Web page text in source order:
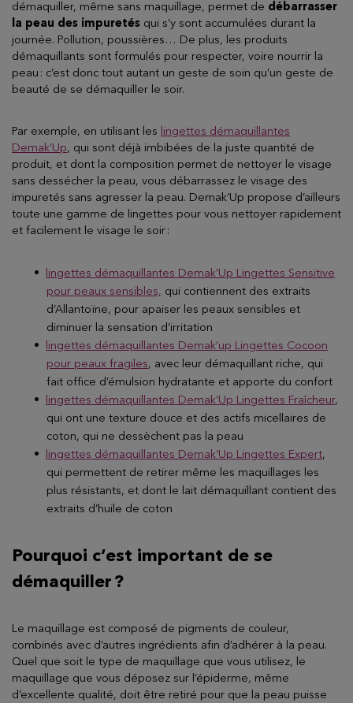
démaquiller, même sans maquillage, permet de débarrasser
la peau des impuretés qui s’y sont accumulées durant la
journée. Pollution, poussières… De plus, les produits
démaquillants sont formulés pour respecter, voire nourrir la
peau : c’est donc tout autant un geste de soin qu’un geste de
beauté de se démaquiller le soir.
Par exemple, en utilisant les lingettes démaquillantes
Demak’Up, qui sont déjà imbibées de la juste quantité de
produit, et dont la composition permet de nettoyer le visage
sans dessécher la peau, vous débarrassez le visage des
impuretés sans agresser la peau. Demak’Up propose d’ailleurs
toute une gamme de lingettes pour vous nettoyer rapidement
et facilement le visage le soir :
lingettes démaquillantes Demak’Up Lingettes Sensitive
pour peaux sensibles, qui contiennent des extraits
d’Allantoïne, pour apaiser les peaux sensibles et
diminuer la sensation d’irritation
lingettes démaquillantes Demak’up Lingettes Cocoon
pour peaux fragiles, avec leur démaquillant riche, qui
fait office d’émulsion hydratante et apporte du confort
lingettes démaquillantes Demak’Up Lingettes Fraîcheur,
qui ont une texture douce et des actifs micellaires de
coton, qui ne dessèchent pas la peau
lingettes démaquillantes Demak’Up Lingettes Expert,
qui permettent de retirer même les maquillages les
plus résistants, et dont le lait démaquillant contient des
extraits d’huile de coton
Pourquoi c’est important de se
démaquiller ?
Le maquillage est composé de pigments de couleur,
combinés avec d’autres ingrédients afin d’adhérer à la peau.
Quel que soit le type de maquillage que vous utilisez, le
maquillage que vous déposez sur l’épiderme, même
d’excellente qualité, doit être retiré pour que la peau puisse